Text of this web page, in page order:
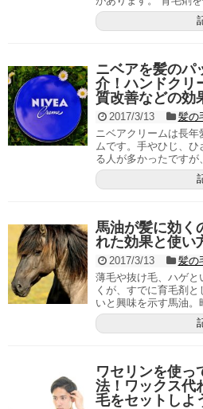
ニベアを髪のパ
介！ハンドクリ
質改善などの効
2017/3/13
髪の
ニベアクリームは長
ムです。手やひじ、
る人が多かったですが
馬油が髪に効く
れた効果と使い
2017/3/13
髪の
薄毛や抜け毛、ハゲと
くが、すでに育毛剤
いと興味を示す馬油。
ワセリンを使っ
法！ワックス代
毛をセットしよ